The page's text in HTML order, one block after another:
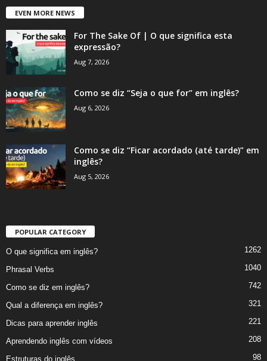
EVEN MORE NEWS
For The Sake Of | O que significa esta
expressão?
Aug 7, 2026
Como se diz “Seja o que for” em inglês?
Aug 6, 2026
Como se diz “Ficar acordado (até tarde)” em
inglês?
Aug 5, 2026
POPULAR CATEGORY
O que significa em inglês? 1262
Phrasal Verbs 1040
Como se diz em inglês? 742
Qual a diferença em inglês? 321
Dicas para aprender inglês 221
Aprendendo inglês com vídeos 208
Estruturas do inglês 98